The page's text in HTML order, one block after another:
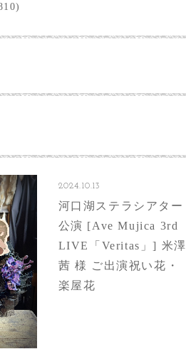
2024.10.13
河口湖ステラシアター
公演 [Ave Mujica 3rd
LIVE「Veritas」] 米澤
茜 様 ご出演祝い花・
楽屋花